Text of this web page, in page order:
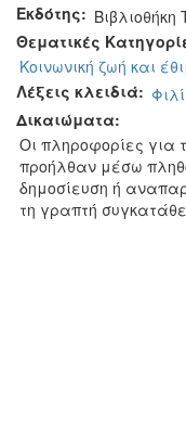
Εκδότης:
Θεματικές
Κοινωνική ζωή και
Λέξεις κλειδιά:
Δικαιώματα:
Οι πληροφορίες για
προήλθαν μέσω
δημοσίευση ή
τη γραπτή